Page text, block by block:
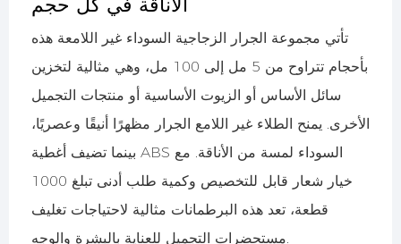
تأتي مجموعة الجرار الزجاجية السوداء غير اللامعة هذه
بأحجام تتراوح من 5 مل إلى 100 مل، وهي مثالية لتخزين
سائل الأساس أو الزيوت الأساسية أو منتجات التجميل
الأخرى. يمنح الطلاء غير اللامع الجرار مظهرًا أنيقًا وعصريًا،
بينما تضيف أغطية ABS السوداء لمسة من الأناقة. مع
خيار شعار قابل للتخصيص وكمية طلب أدنى تبلغ 1000
قطعة، تعد هذه البرطمانات مثالية لاحتياجات تغليف
مستحضرات التجميل للعناية بالبشرة والوجه.